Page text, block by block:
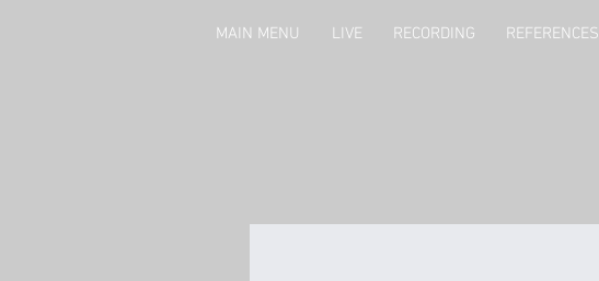
MAIN MENU LIVE RECORDING REFERENCES